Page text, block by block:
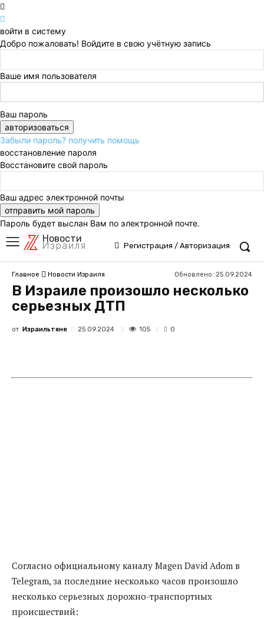
войти в систему
Добро пожаловать! Войдите в свою учётную запись
Ваше имя пользователя
Ваш пароль
Забыли пароль? получить помощь
восстановление пароля
Восстановите свой пароль
Ваш адрес электронной почты
Пароль будет выслан Вам по электронной почте.
Новости
Израиля Регистрация / Авторизация
Главное Новости Израиля Обновлено: 25.09.2024
В Израиле произошло несколько
серьезных ДТП
от Израильтяне 25.09.2024 105 0
Согласно официальному каналу Magen David Adom в
Telegram, за последние несколько часов произошло
несколько серьезных дорожно-транспортных
происшествий: